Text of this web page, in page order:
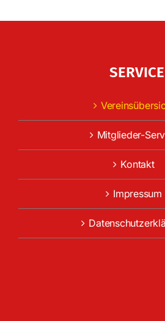
SERVICE
Mitglieder-
Kontakt
Impressum